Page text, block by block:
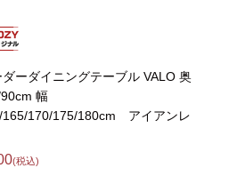
ラック
ーダイニングテーブル VALO 奥
幅
165/170/175/180cm アイアンレ
(税込)